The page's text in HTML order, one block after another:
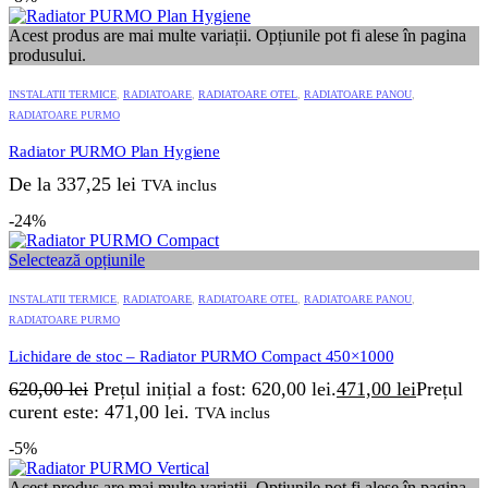
Acest produs are mai multe variații. Opțiunile pot fi alese în pagina
produsului.
INSTALATII TERMICE RADIATOARE RADIATOARE OTEL RADIATOARE PANOU
RADIATOARE PURMO
Radiator PURMO Plan Hygiene
De la 337,25 lei TVA inclus
-24%
Selectează opțiunile
INSTALATII TERMICE RADIATOARE RADIATOARE OTEL RADIATOARE PANOU
RADIATOARE PURMO
Lichidare de stoc – Radiator PURMO Compact 450×1000
620,00lei Prețul inițial a fost: 620,00 lei.471,00 leiPrețul
curent este: 471,00 lei. TVA inclus
-5%